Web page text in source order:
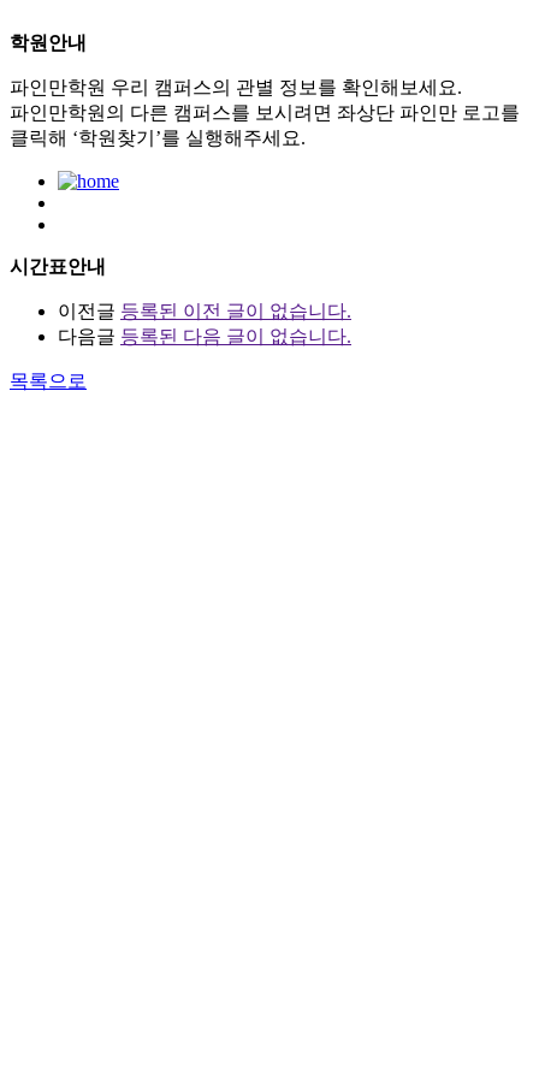
학원안내
파인만학원 우리 캠퍼스의 관별 정보를 확인해보세요.
파인만학원의 다른 캠퍼스를 보시려면 좌상단 파인만 로고를
클릭해 ‘학원찾기’를 실행해주세요.
시간표안내
이전글 등록된 이전 글이 없습니다.
다음글 등록된 다음 글이 없습니다.
목록으로